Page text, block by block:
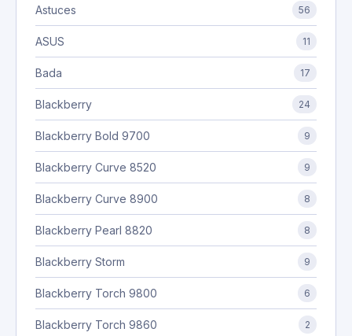
Astuces 56
ASUS 11
Bada 17
Blackberry 24
Blackberry Bold 9700 9
Blackberry Curve 8520 9
Blackberry Curve 8900 8
Blackberry Pearl 8820 8
Blackberry Storm 9
Blackberry Torch 9800 6
Blackberry Torch 9860 2